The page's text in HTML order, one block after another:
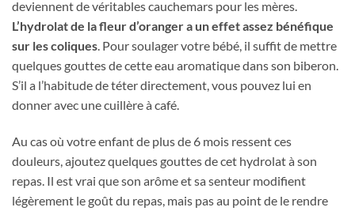
deviennent de véritables cauchemars pour les mères.
L’hydrolat de la fleur d’oranger a un effet assez bénéfique
sur les coliques. Pour soulager votre bébé, il suffit de mettre
quelques gouttes de cette eau aromatique dans son biberon.
S’il a l’habitude de téter directement, vous pouvez lui en
donner avec une cuillère à café.
Au cas où votre enfant de plus de 6 mois ressent ces
douleurs, ajoutez quelques gouttes de cet hydrolat à son
repas. Il est vrai que son arôme et sa senteur modifient
légèrement le goût du repas, mais pas au point de le rendre